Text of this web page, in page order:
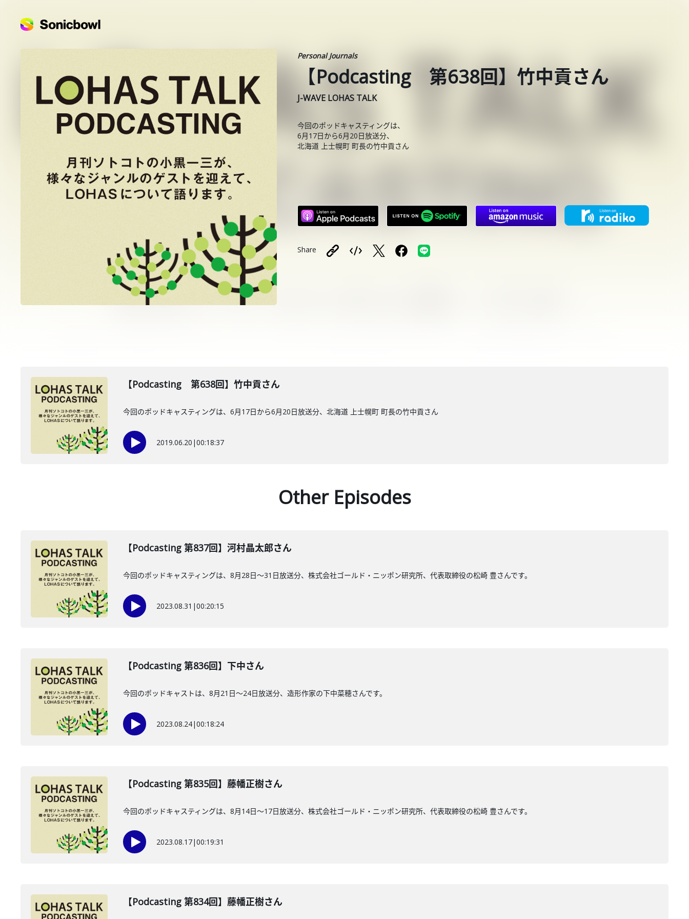
Personal Journals
【Podcasting 第638回】竹中貢さん
J-WAVE LOHAS TALK
今回のポッドキャスティングは、
6月17日から6月20日放送分、
北海道 上士幌町 町長の竹中貢さん
Share
【Podcasting 第638回】竹中貢さん
今回のポッドキャスティングは、6月17日から6月20日放送分、北海道 上士幌町 町長の竹中貢さん
2019.06.20 |00:18:37
Other Episodes
【Podcasting 第837回】河村晶太郎さん
今回のポッドキャスティングは、8月28日〜31日放送分、株式会社ゴールド・ニッポン研究所、代表取締役の松崎 豊さんです。
2023.08.31 |00:20:15
【Podcasting 第836回】下中さん
今回のポッドキャストは、8月21日〜24日放送分、造形作家の下中菜穂さんです。
2023.08.24|00:18:24
【Podcasting 第835回】藤幡正樹さん
今回のポッドキャスティングは、8月14日〜17日放送分、株式会社ゴールド・ニッポン研究所、代表取締役の松崎 豊さんです。
2023.08.17|00:19:31
【Podcasting 第834回】藤幡正樹さん